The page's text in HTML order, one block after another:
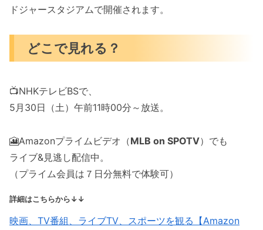
ドジャースタジアムで開催されます。
どこで見れる？
📺️NHKテレビBSで、
5月30日（土）午前11時00分～放送。
🎦Amazonプライムビデオ（MLB on SPOTV）でも
ライブ&見逃し配信中。
（プライム会員は７日分無料で体験可）
詳細はこちらから↓↓
映画、TV番組、ライブTV、スポーツを観る【Amazon